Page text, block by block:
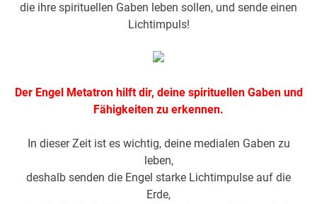
die ihre spirituellen Gaben leben sollen, und sende einen
Lichtimpuls!
Der Engel Metatron hilft dir, deine spirituellen Gaben und
Fähigkeiten zu erkennen.
In dieser Zeit ist es wichtig, deine medialen Gaben zu
leben,
deshalb senden die Engel starke Lichtimpulse auf die
Erde,